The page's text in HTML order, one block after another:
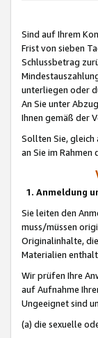
Sind auf Ihrem
Frist von sieben
Schlussbetrag
unterliegen oder
An Sie unter
Ihnen gemäß der
Sollten Sie, gleich
an Sie im
1. Anmeldung
Sie leiten den
muss/müssen
Originalinhalte,
Materialien
Wir prüfen Ihre
auf Aufnahme
Ungeeignet sind
(a) die sexuelle